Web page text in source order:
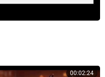
00:02:24